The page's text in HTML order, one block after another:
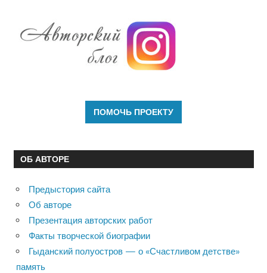
ОБ АВТОРЕ
Предыстория сайта
Об авторе
Презентация авторских работ
Факты творческой биографии
Гыданский полуостров — о «Счастливом детстве»
память